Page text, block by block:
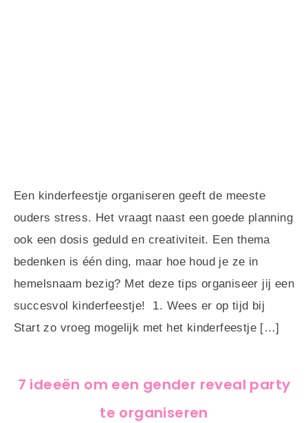
Een kinderfeestje organiseren geeft de meeste
ouders stress. Het vraagt naast een goede planning
ook een dosis geduld en creativiteit. Een thema
bedenken is één ding, maar hoe houd je ze in
hemelsnaam bezig? Met deze tips organiseer jij een
succesvol kinderfeestje! 1. Wees er op tijd bij
Start zo vroeg mogelijk met het kinderfeestje […]
7 ideeën om een gender reveal party
te organiseren